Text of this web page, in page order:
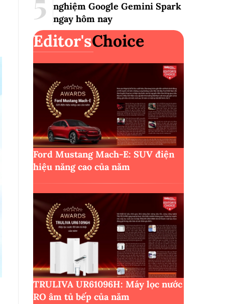
nghiệm Google Gemini Spark
ngay hôm nay
Editor'sChoice
Ford Mustang Mach-E: SUV điện
hiệu năng cao của năm
TRULIVA UR61096H: Máy lọc nước
RO âm tủ bếp của năm